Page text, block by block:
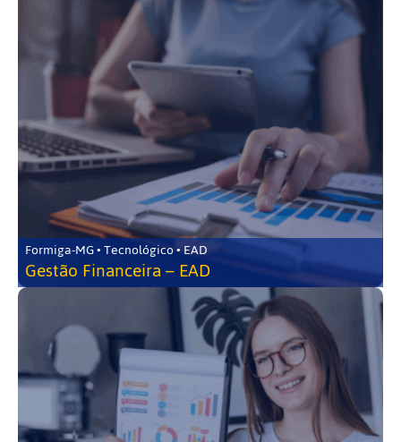
Formiga-MG • Tecnológico • EAD
Gestão Financeira – EAD